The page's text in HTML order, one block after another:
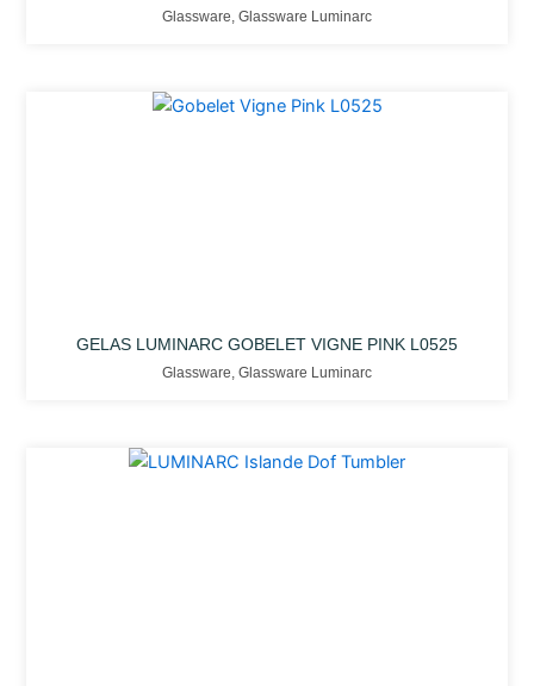
Glassware, Glassware Luminarc
GELAS LUMINARC GOBELET VIGNE PINK L0525
Glassware, Glassware Luminarc